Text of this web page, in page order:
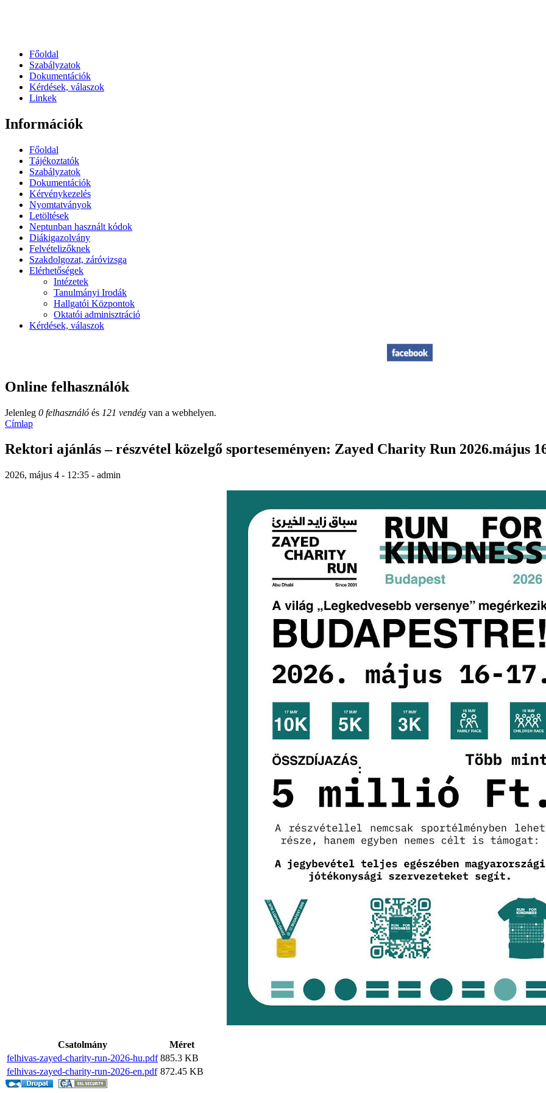
Főoldal
Szabályzatok
Dokumentációk
Kérdések, válaszok
Linkek
Információk
Főoldal
Tájékoztatók
Szabályzatok
Dokumentációk
Kérvénykezelés
Nyomtatványok
Letöltések
Neptunban használt kódok
Diákigazolvány
Felvételizőknek
Szakdolgozat, záróvizsga
Elérhetőségek
Intézetek
Tanulmányi Irodák
Hallgatói Központok
Oktatói adminisztráció
Kérdések, válaszok
Online felhasználók
Jelenleg 0 felhasználó és 121 vendég van a webhelyen.
Címlap
Rektori ajánlás – részvétel közelgő sporteseményen: Zayed Charity Run 2026.május
2026, május 4 - 12:35 - admin
Csatolmány
Méret
felhivas-zayed-charity-run-2026-hu.pdf 885.3 KB
felhivas-zayed-charity-run-2026-en.pdf 872.45 KB